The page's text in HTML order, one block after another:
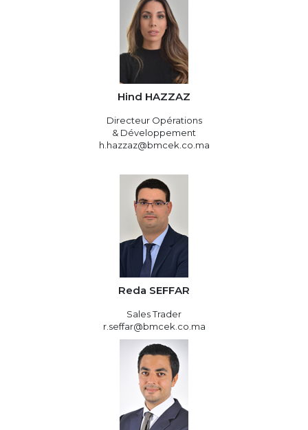
Hind HAZZAZ
Directeur Opérations
& Développement
h.hazzaz@bmcek.co.ma
Reda SEFFAR
Sales Trader
r.seffar@bmcek.co.ma